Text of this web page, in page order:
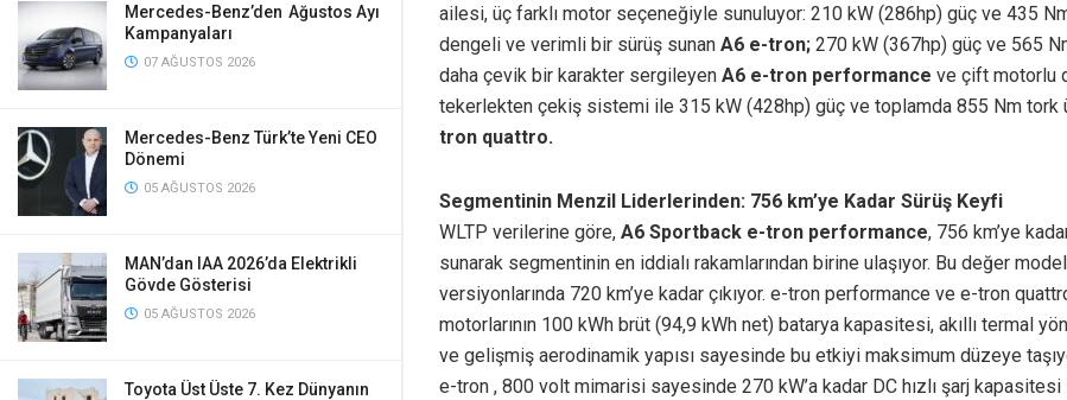
Mercedes-Benz’den Ağustos Ayı
Kampanyaları
07 AĞUSTOS 2026
Mercedes-Benz Türk’te Yeni CEO
Dönemi
05 AĞUSTOS 2026
MAN’dan IAA 2026’da Elektrikli
Gövde Gösterisi
05 AĞUSTOS 2026
Toyota Üst Üste 7. Kez Dünyanın
ailesi, üç farklı motor seçeneğiyle sunuluyor: 210 kW (286hp) güç ve 435
dengeli ve verimli bir sürüş sunan A6 e-tron; 270 kW (367hp) güç ve 565
daha çevik bir karakter sergileyen A6 e-tron performance ve çift motorlu
tekerlekten çekiş sistemi ile 315 kW (428hp) güç ve toplamda 855 Nm tork
tron quattro.
Segmentinin Menzil Liderlerinden: 756 km’ye Kadar Sürüş Keyfi
WLTP verilerine göre, A6 Sportback e-tron performance, 756 km’ye
sunarak segmentinin en iddialı rakamlarından birine ulaşıyor. Bu değer
versiyonlarında 720 km’ye kadar çıkıyor. e-tron performance ve e-tron
motorlarının 100 kWh brüt (94,9 kWh net) batarya kapasitesi, akıllı termal
ve gelişmiş aerodinamik yapısı sayesinde bu etkiyi maksimum düzeye
e-tron , 800 volt mimarisi sayesinde 270 kW’a kadar DC hızlı şarj kapasitesi